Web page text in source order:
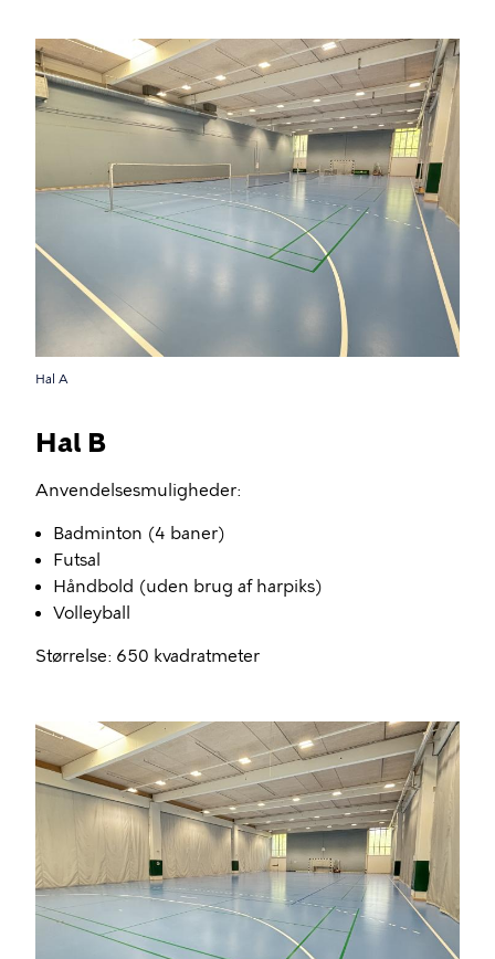
Hal A
Hal B
Anvendelsesmuligheder:
Badminton (4 baner)
Futsal
Håndbold (uden brug af harpiks)
Volleyball
Størrelse: 650 kvadratmeter